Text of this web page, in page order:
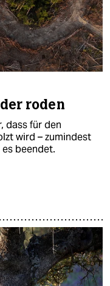
roden
dass für den
wird – zumindest
beendet.